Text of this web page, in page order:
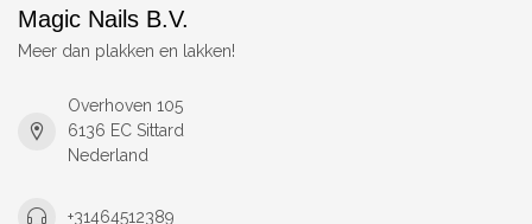
Magic Nails B.V.
Meer dan plakken en lakken!
Overhoven 105
6136 EC Sittard
Nederland
+31464512389